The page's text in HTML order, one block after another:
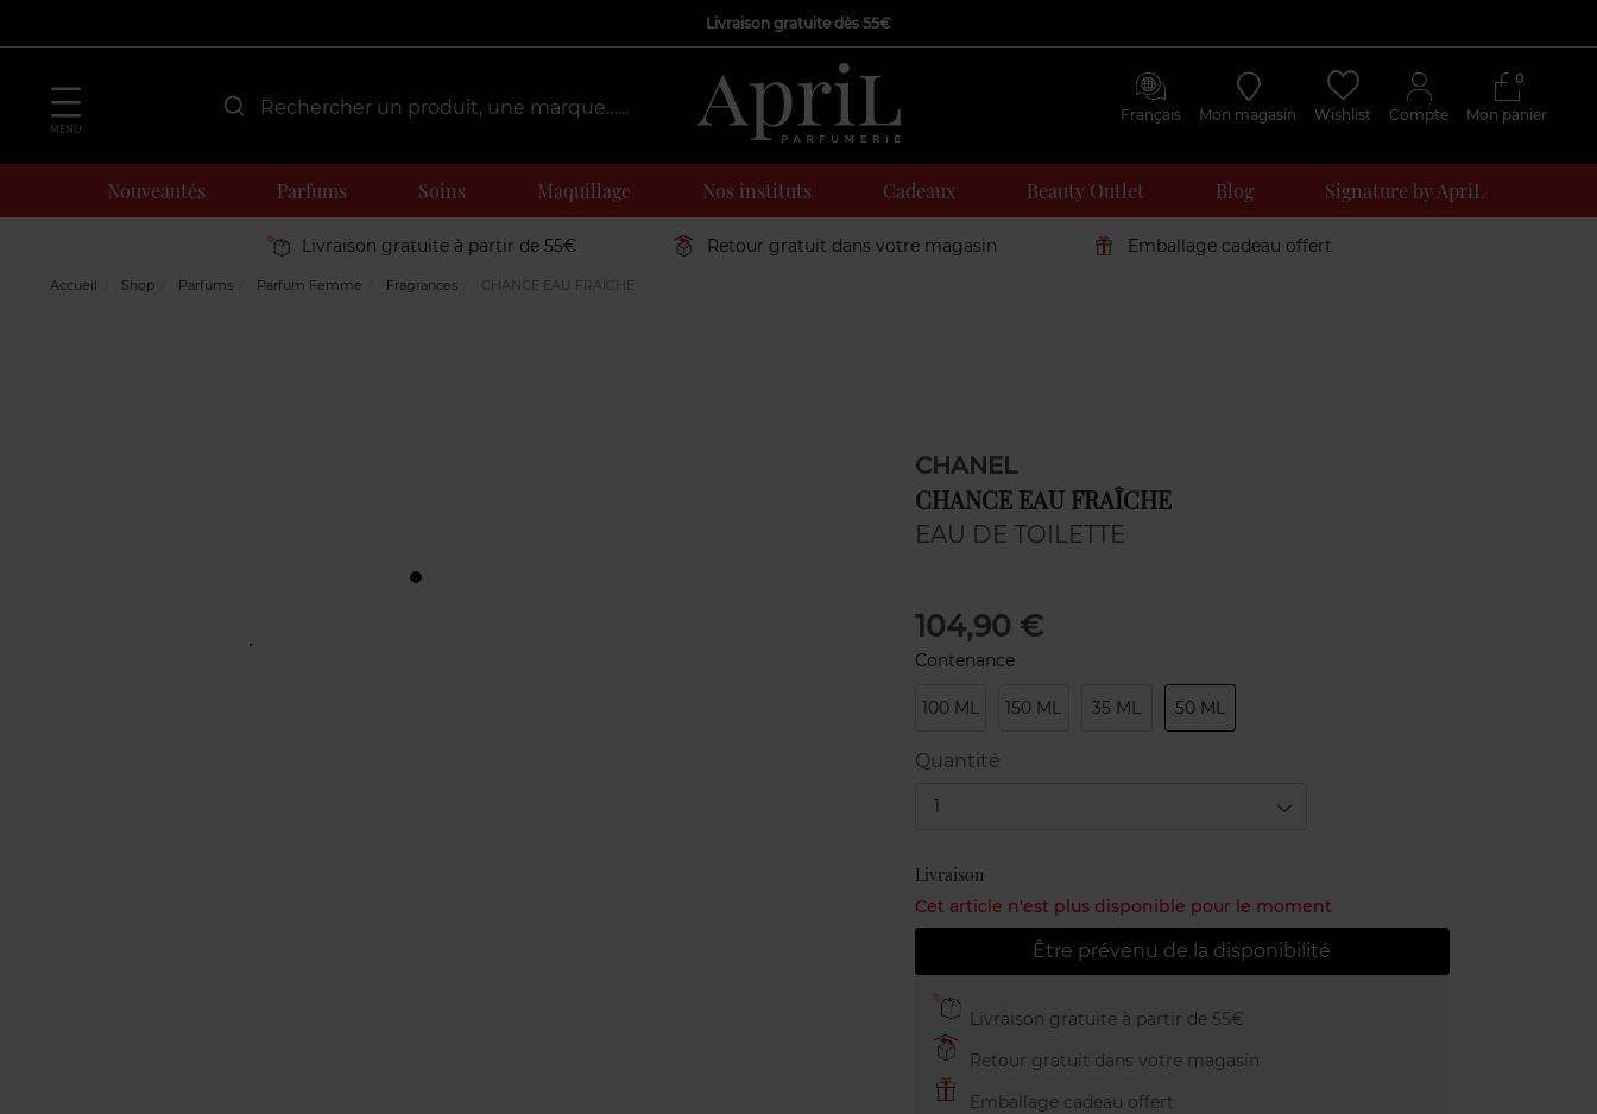
Livraison gratuite dès 55€
MENU
Français Mon magasin Wishlist Compte Mon panier
0
Nouveautés Parfums Soins Maquillage Nos instituts Cadeaux Beauty Outlet Blog Signature by ApriL
Livraison gratuite à partir de 55€ Retour gratuit dans votre magasin Emballage cadeau offert
Accueil Shop Parfums Parfum Femme Fragrances CHANCE EAU FRAÎCHE
CHANEL
CHANCE EAU FRAÎCHE
EAU DE TOILETTE
104,90 €
Contenance
100 ML 150 ML 35 ML 50 ML
Quantité
1
Livraison
Cet article n'est plus disponible pour le moment
Être prévenu de la disponibilité
Livraison gratuite à partir de 55€
Retour gratuit dans votre magasin
Emballage cadeau offert